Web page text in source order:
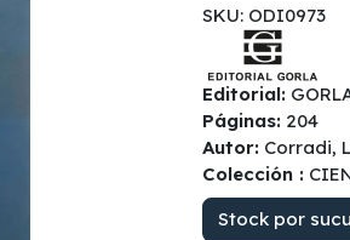
SKU: ODI0973
Editorial:
Páginas: 204
Autor: Corradi,
Colección :
Stock por